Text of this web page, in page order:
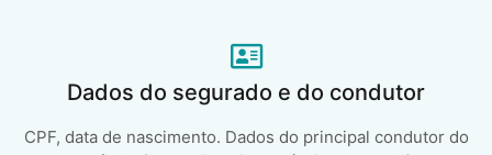
Dados do segurado e do condutor
CPF, data de nascimento. Dados do principal condutor do